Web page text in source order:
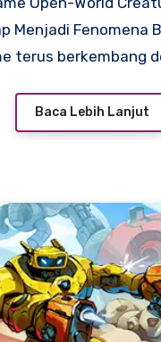
Menjadi Fenomena
terus berkembang
Baca Lebih Lanjut